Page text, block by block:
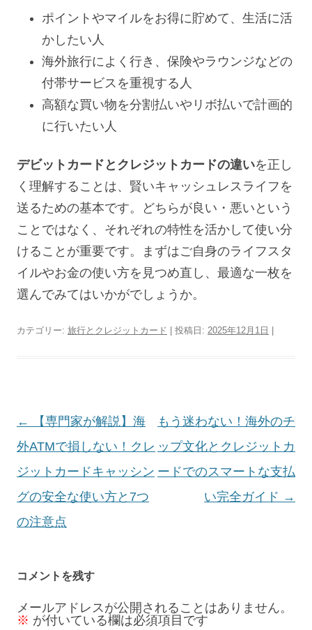
ポイントやマイルをお得に貯めて、生活に活
かしたい人
海外旅行によく行き、保険やラウンジなどの
付帯サービスを重視する人
高額な買い物を分割払いやリボ払いで計画的
に行いたい人
デビットカードとクレジットカードの違いを正し
く理解することは、賢いキャッシュレスライフを
送るための基本です。どちらが良い・悪いという
ことではなく、それぞれの特性を活かして使い分
けることが重要です。まずはご自身のライフスタ
イルやお金の使い方を見つめ直し、最適な一枚を
選んでみてはいかがでしょうか。
カテゴリー: 旅行とクレジットカード | 投稿日: 2025年12月1日
投
稿
ナ
ビ
ゲ
シ
ン
←
【専門家が解説】海
外ATMで損しない！クレ
ジットカードキャッシン
グの安全な使い方と7つ
の注意点
もう迷わない！海外のチ
ップ文化とクレジットカ
ードでのスマートな支払
い完全ガイド →
コメントを残す
メールアドレスが公開されることはありません。
※ が付いている欄は必須項目です